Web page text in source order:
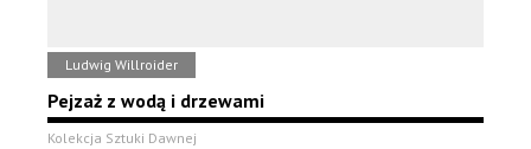
Ludwig Willroider
Pejzaż z wodą i drzewami
Kolekcja Sztuki Dawnej